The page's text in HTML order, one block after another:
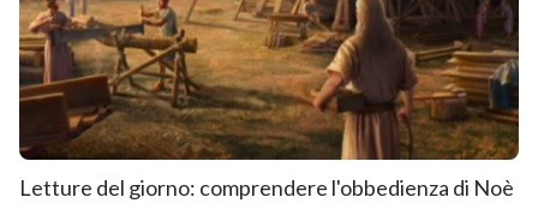
Letture del giorno: comprendere l'obbedienza di Noè